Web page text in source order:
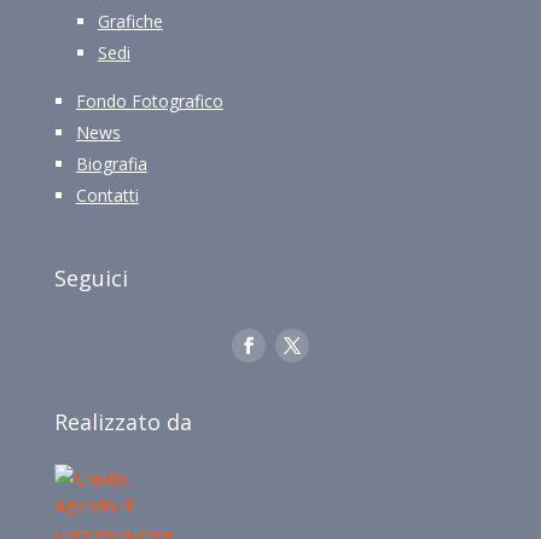
Grafiche
Sedi
Fondo Fotografico
News
Biografia
Contatti
Seguici
Realizzato da